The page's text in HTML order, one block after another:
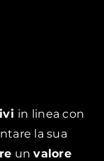
in linea con
la sua
unvalore